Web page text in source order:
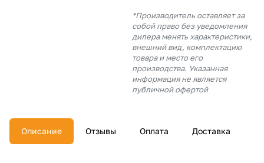
*Производитель оставляет за
собой право без уведомления
дилера менять характеристики,
внешний вид, комплектацию
товара и место его
производства. Указанная
информация не является
публичной офертой
Описание Отзывы Оплата Доставка